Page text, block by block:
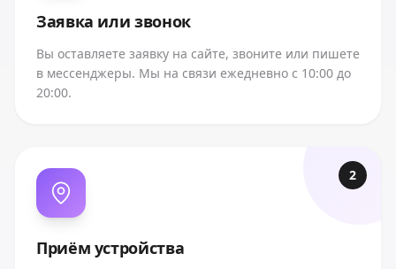
Заявка или звонок
Вы оставляете заявку на сайте, звоните или пишете
в мессенджеры. Мы на связи ежедневно с 10:00 до
20:00.
2
Приём устройства